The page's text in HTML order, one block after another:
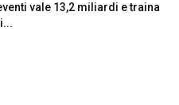
vale 13,2 miliardi e traina